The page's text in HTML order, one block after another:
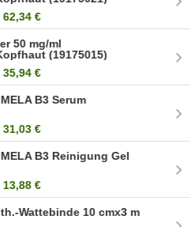
62,34 €
50 mg/ml
(19175015)
35,94 €
B3 Serum
31,03 €
MELA B3 Reinigung Gel
13,88 €
Wattebinde 10 cmx3 m